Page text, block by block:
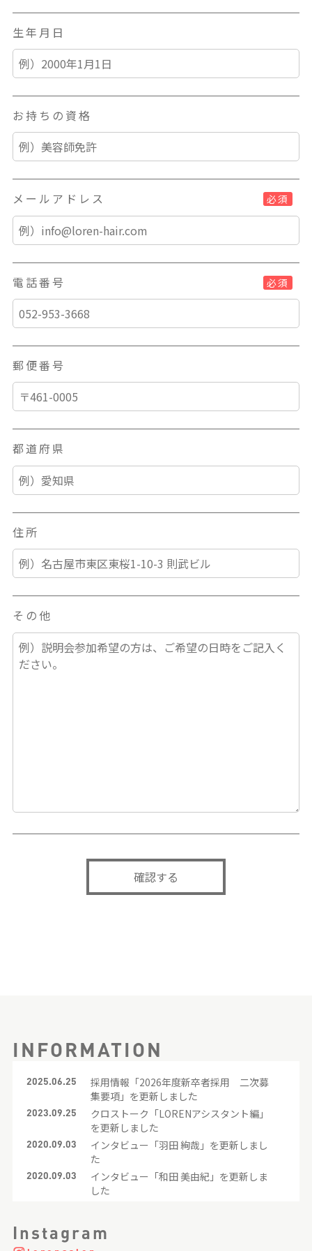
生年月日
お持ちの資格
メールアドレス 必須
電話番号 必須
郵便番号
都道府県
住所
その他
INFORMATION
2025.06.25
採用情報「2026年度新卒者採用 二次募
集要項」を更新しました
2023.09.25
クロストーク「LORENアシスタント編」
を更新しました
2020.09.03
インタビュー「羽田 絢哉」を更新しまし
た
2020.09.03
インタビュー「和田 美由紀」を更新しま
した
2020.09.03
インタビュー「籾山 託也」を更新しまし
Instagram